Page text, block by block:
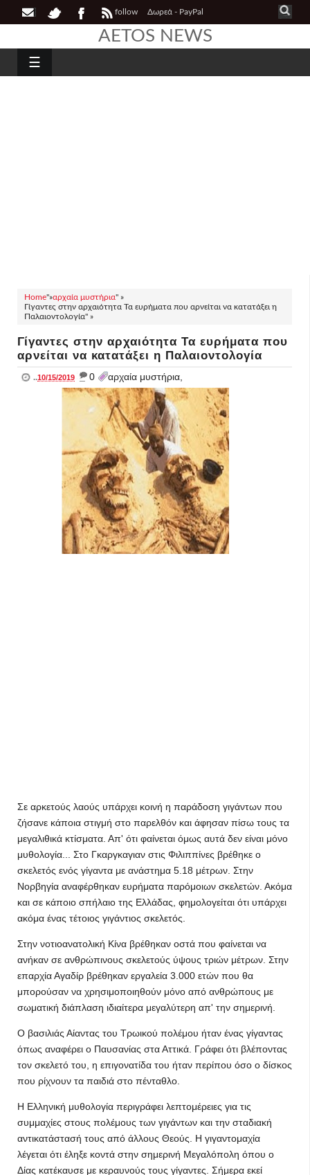
follow Δωρεά - PayPal
AETOS NEWS
☰
Home"»αρχαία μυστήρια" »
Γίγαντες στην αρχαιότητα Τα ευρήματα που αρνείται να κατατάξει η
Παλαιοντολογία" »
Γίγαντες στην αρχαιότητα Τα ευρήματα που
αρνείται να κατατάξει η Παλαιοντολογία
..10/15/2019 _ 0 αρχαία μυστήρια,
Σε αρκετούς λαούς υπάρχει κοινή η παράδοση γιγάντων που
ζήσανε κάποια στιγμή στο παρελθόν και άφησαν πίσω τους τα
μεγαλιθικά κτίσματα. Απ' ότι φαίνεται όμως αυτά δεν είναι μόνο
μυθολογία... Στο Γκαργκαγιαν στις Φιλιππίνες βρέθηκε ο
σκελετός ενός γίγαντα με ανάστημα 5.18 μέτρων. Στην
Νορβηγία αναφέρθηκαν ευρήματα παρόμοιων σκελετών. Ακόμα
και σε κάποιο σπήλαιο της Ελλάδας, φημολογείται ότι υπάρχει
ακόμα ένας τέτοιος γιγάντιος σκελετός.
Στην νοτιοανατολική Κίνα βρέθηκαν οστά που φαίνεται να
ανήκαν σε ανθρώπινους σκελετούς ύψους τριών μέτρων. Στην
επαρχία Αγαδίρ βρέθηκαν εργαλεία 3.000 ετών που θα
μπορούσαν να χρησιμοποιηθούν μόνο από ανθρώπους με
σωματική διάπλαση ιδιαίτερα μεγαλύτερη απ' την σημερινή.
Ο βασιλιάς Αίαντας του Τρωικού πολέμου ήταν ένας γίγαντας
όπως αναφέρει ο Παυσανίας στα Αττικά. Γράφει ότι βλέποντας
τον σκελετό του, η επιγονατίδα του ήταν περίπου όσο ο δίσκος
που ρίχνουν τα παιδιά στο πένταθλο.
Η Ελληνική μυθολογία περιγράφει λεπτομέρειες για τις
συμμαχίες στους πολέμους των γιγάντων και την σταδιακή
αντικατάστασή τους από άλλους Θεούς. Η γιγαντομαχία
λέγεται ότι έληξε κοντά στην σημερινή Μεγαλόπολη όπου ο
Δίας κατέκαυσε με κεραυνούς τους γίγαντες. Σήμερα εκεί